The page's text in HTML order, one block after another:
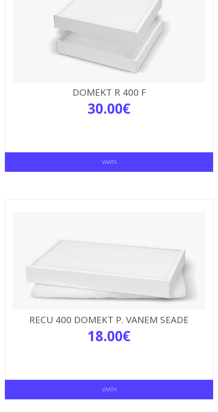
DOMEKT R 400 F
30.00€
VAATA
RECU 400 DOMEKT P. VANEM SEADE
18.00€
VAATA